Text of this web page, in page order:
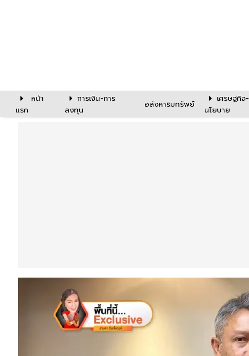
หน้า
แรก
การเงิน-การ
ลงทุน
อสังหาริมทรัพย์
เศรษฐกิจ-
นโยบาย